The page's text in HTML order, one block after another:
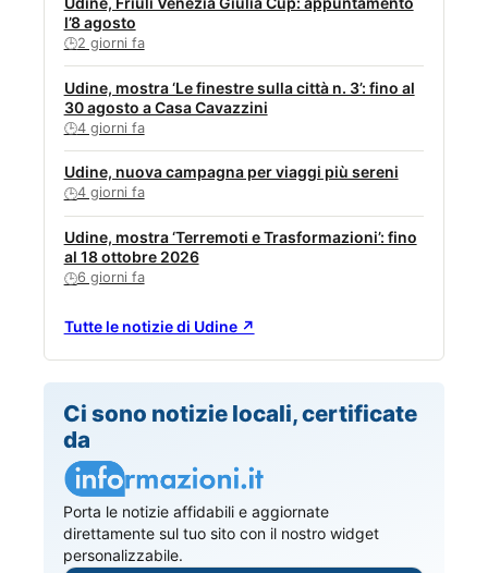
l’8 agosto
🕒2 giorni fa
Udine, mostra ‘Le finestre sulla città n. 3’: fino al
30 agosto a Casa Cavazzini
🕒4 giorni fa
Udine, nuova campagna per viaggi più sereni
🕒4 giorni fa
Udine, mostra ‘Terremoti e Trasformazioni’: fino
al 18 ottobre 2026
🕒6 giorni fa
Tutte le notizie di Udine ↗
Ci sono notizie locali, certificate
da
Porta le notizie affidabili e aggiornate
direttamente sul tuo sito con il nostro widget
personalizzabile.